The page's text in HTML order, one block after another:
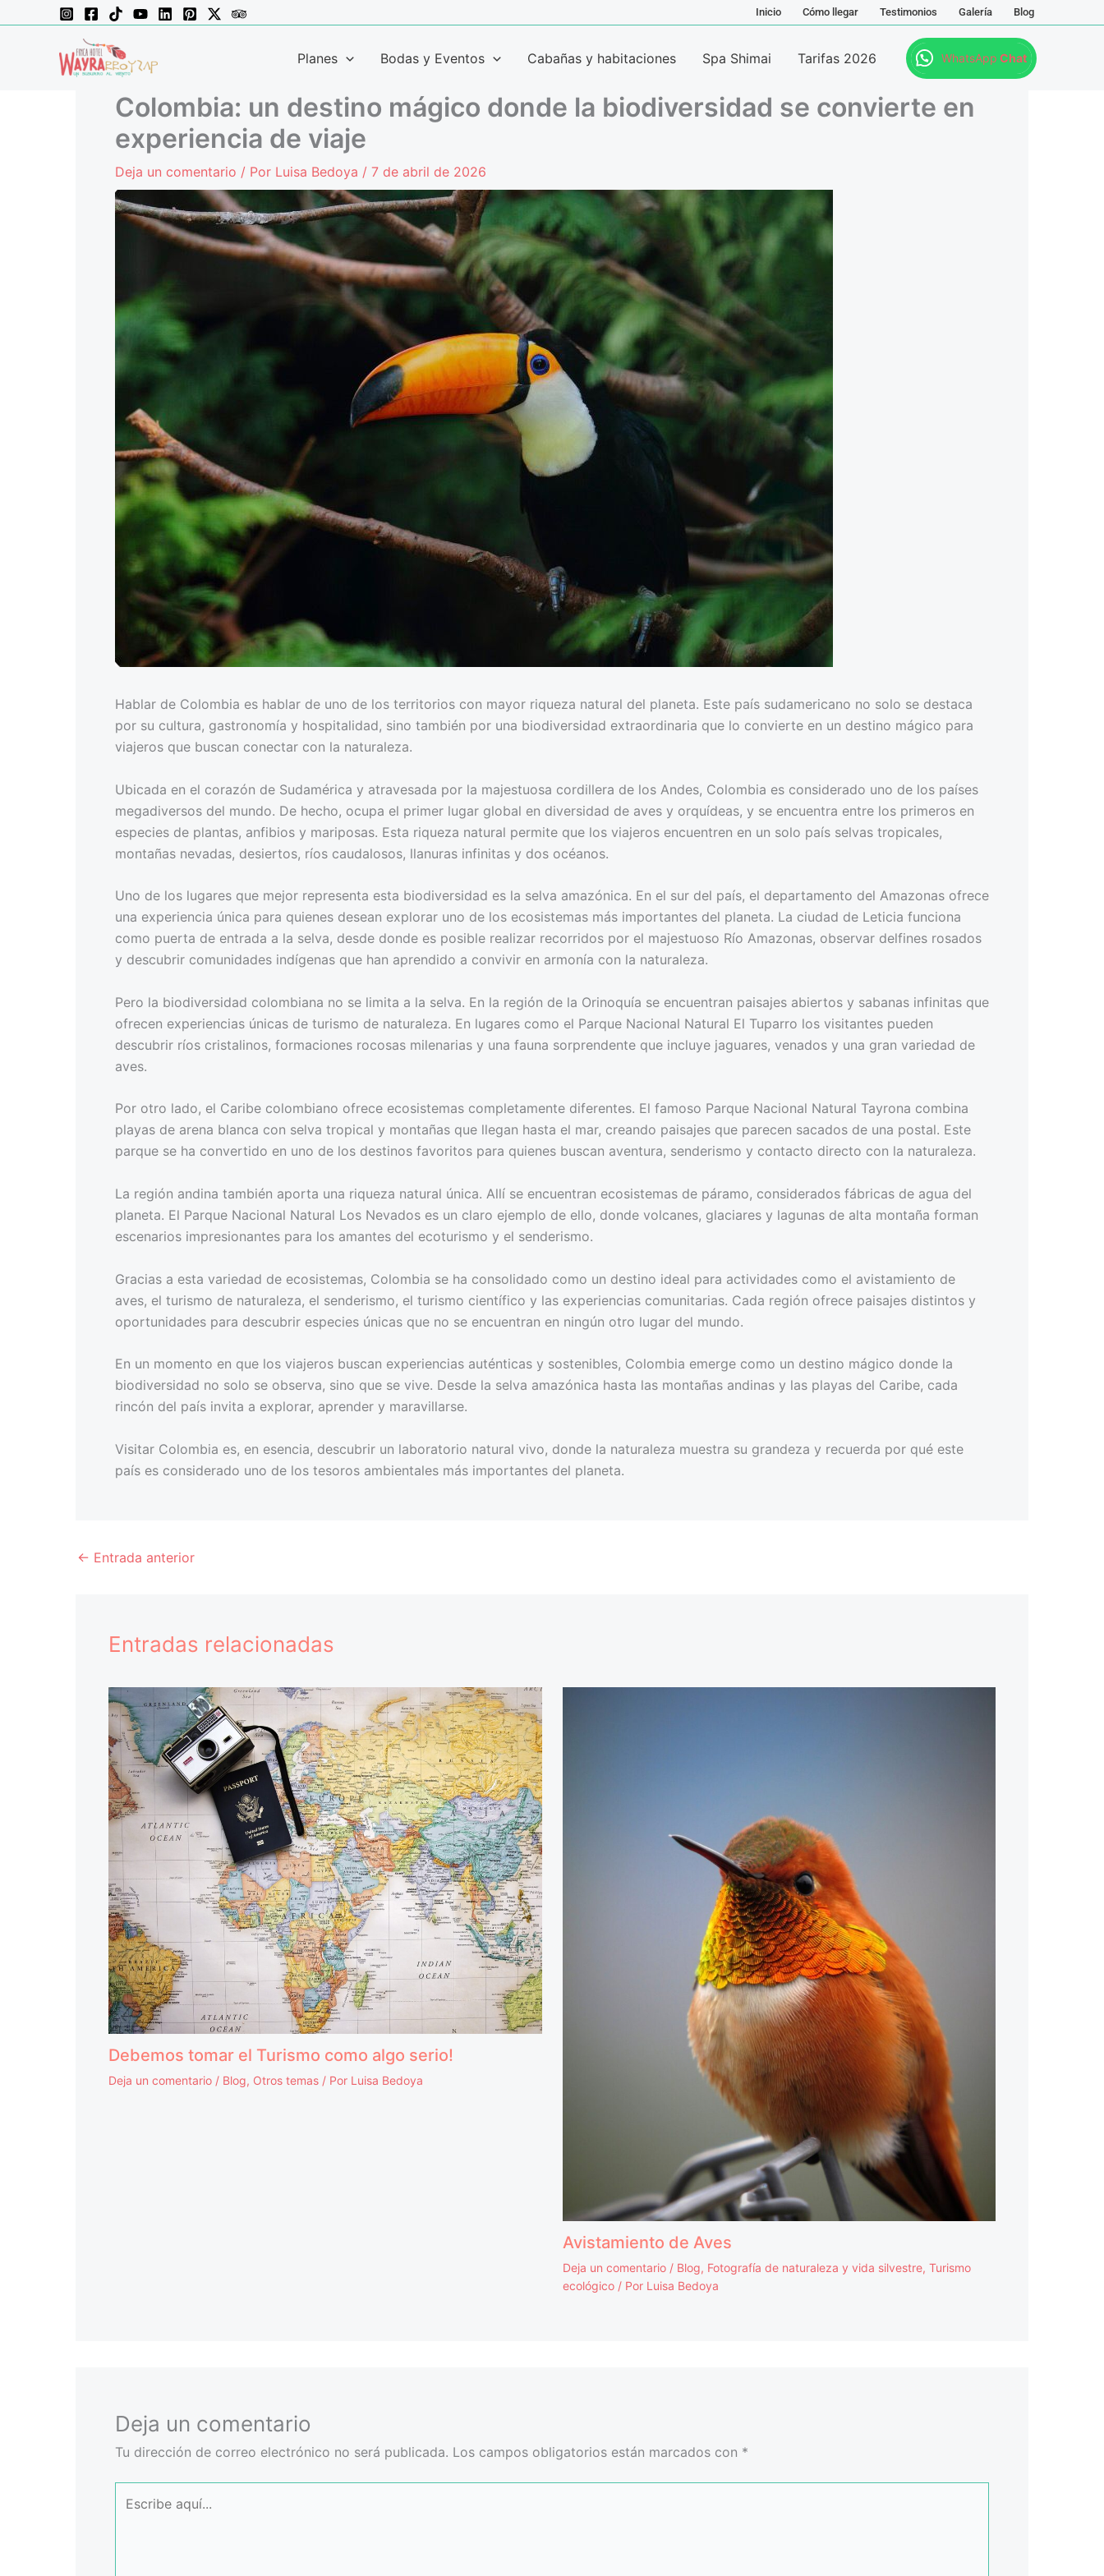
contenido
Inicio Cómo llegar Testimonios Galería Blog
Planes Bodas y Eventos Cabañas y habitaciones Spa Shimai Tarifas 2026 WhatsApp Chat
Colombia: un destino mágico donde la biodiversidad se convierte en
experiencia de viaje
Deja un comentario / Por Luisa Bedoya / 7 de abril de 2026
Hablar de Colombia es hablar de uno de los territorios con mayor riqueza natural del planeta. Este país sudamericano no solo se destaca
por su cultura, gastronomía y hospitalidad, sino también por una biodiversidad extraordinaria que lo convierte en un destino mágico para
viajeros que buscan conectar con la naturaleza.
Ubicada en el corazón de Sudamérica y atravesada por la majestuosa cordillera de los Andes, Colombia es considerado uno de los países
megadiversos del mundo. De hecho, ocupa el primer lugar global en diversidad de aves y orquídeas, y se encuentra entre los primeros en
especies de plantas, anfibios y mariposas. Esta riqueza natural permite que los viajeros encuentren en un solo país selvas tropicales,
montañas nevadas, desiertos, ríos caudalosos, llanuras infinitas y dos océanos.
Uno de los lugares que mejor representa esta biodiversidad es la selva amazónica. En el sur del país, el departamento del Amazonas ofrece
una experiencia única para quienes desean explorar uno de los ecosistemas más importantes del planeta. La ciudad de Leticia funciona
como puerta de entrada a la selva, desde donde es posible realizar recorridos por el majestuoso Río Amazonas, observar delfines rosados
y descubrir comunidades indígenas que han aprendido a convivir en armonía con la naturaleza.
Pero la biodiversidad colombiana no se limita a la selva. En la región de la Orinoquía se encuentran paisajes abiertos y sabanas infinitas que
ofrecen experiencias únicas de turismo de naturaleza. En lugares como el Parque Nacional Natural El Tuparro los visitantes pueden
descubrir ríos cristalinos, formaciones rocosas milenarias y una fauna sorprendente que incluye jaguares, venados y una gran variedad de
aves.
Por otro lado, el Caribe colombiano ofrece ecosistemas completamente diferentes. El famoso Parque Nacional Natural Tayrona combina
playas de arena blanca con selva tropical y montañas que llegan hasta el mar, creando paisajes que parecen sacados de una postal. Este
parque se ha convertido en uno de los destinos favoritos para quienes buscan aventura, senderismo y contacto directo con la naturaleza.
La región andina también aporta una riqueza natural única. Allí se encuentran ecosistemas de páramo, considerados fábricas de agua del
planeta. El Parque Nacional Natural Los Nevados es un claro ejemplo de ello, donde volcanes, glaciares y lagunas de alta montaña forman
escenarios impresionantes para los amantes del ecoturismo y el senderismo.
Gracias a esta variedad de ecosistemas, Colombia se ha consolidado como un destino ideal para actividades como el avistamiento de
aves, el turismo de naturaleza, el senderismo, el turismo científico y las experiencias comunitarias. Cada región ofrece paisajes distintos y
oportunidades para descubrir especies únicas que no se encuentran en ningún otro lugar del mundo.
En un momento en que los viajeros buscan experiencias auténticas y sostenibles, Colombia emerge como un destino mágico donde la
biodiversidad no solo se observa, sino que se vive. Desde la selva amazónica hasta las montañas andinas y las playas del Caribe, cada
rincón del país invita a explorar, aprender y maravillarse.
Visitar Colombia es, en esencia, descubrir un laboratorio natural vivo, donde la naturaleza muestra su grandeza y recuerda por qué este
país es considerado uno de los tesoros ambientales más importantes del planeta.
← Entrada anterior
Entradas relacionadas
Debemos tomar el Turismo como algo serio!
Deja un comentario / Blog, Otros temas / Por Luisa Bedoya
Avistamiento de Aves
Deja un comentario / Blog, Fotografía de naturaleza y vida silvestre, Turismo
ecológico/ Por Luisa Bedoya
Deja un comentario
Tu dirección de correo electrónico no será publicada. Los campos obligatorios están marcados con *
aquí...